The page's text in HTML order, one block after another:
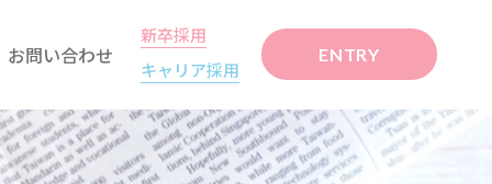
お問い合わせ
新卒採用
キャリア採用
ENTRY